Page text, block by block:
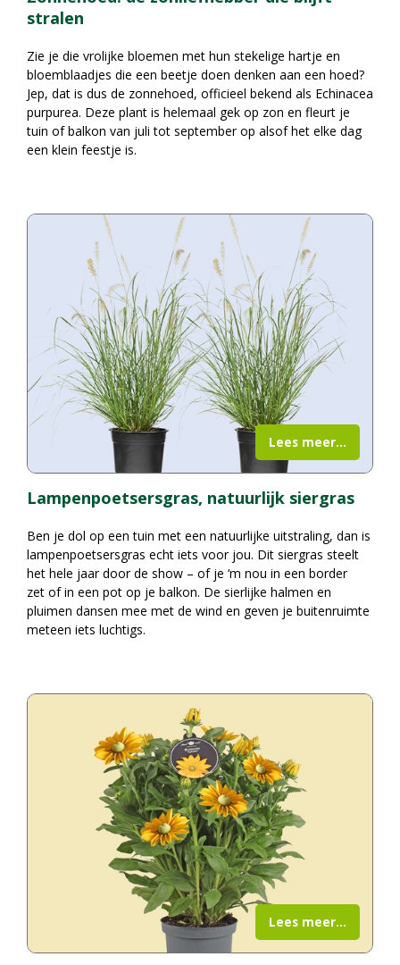
stralen
Zie je die vrolijke bloemen met hun stekelige hartje en
bloemblaadjes die een beetje doen denken aan een hoed?
Jep, dat is dus de zonnehoed, officieel bekend als Echinacea
purpurea. Deze plant is helemaal gek op zon en fleurt je
tuin of balkon van juli tot september op alsof het elke dag
een klein feestje is.
Lampenpoetsersgras, natuurlijk siergras
Ben je dol op een tuin met een natuurlijke uitstraling, dan is
lampenpoetsersgras echt iets voor jou. Dit siergras steelt
het hele jaar door de show – of je ‘m nou in een border
zet of in een pot op je balkon. De sierlijke halmen en
pluimen dansen mee met de wind en geven je buitenruimte
meteen iets luchtigs.
Lees meer...
Lees meer...